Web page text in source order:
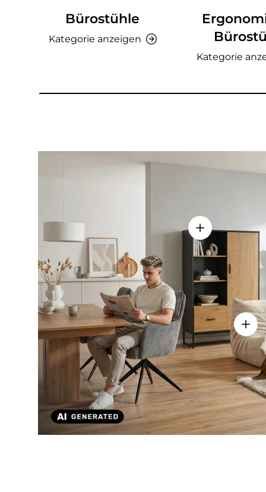
Bürostühle
Kategorie anzeigen
Kategorie
Einzelheiten